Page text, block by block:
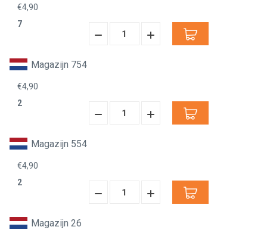
€4,90
7
Hoeveelheid
Hoeveelheid
Magazijn 754
€4,90
2
Hoeveelheid
Hoeveelheid
Magazijn 554
€4,90
2
Hoeveelheid
Hoeveelheid
Magazijn 26